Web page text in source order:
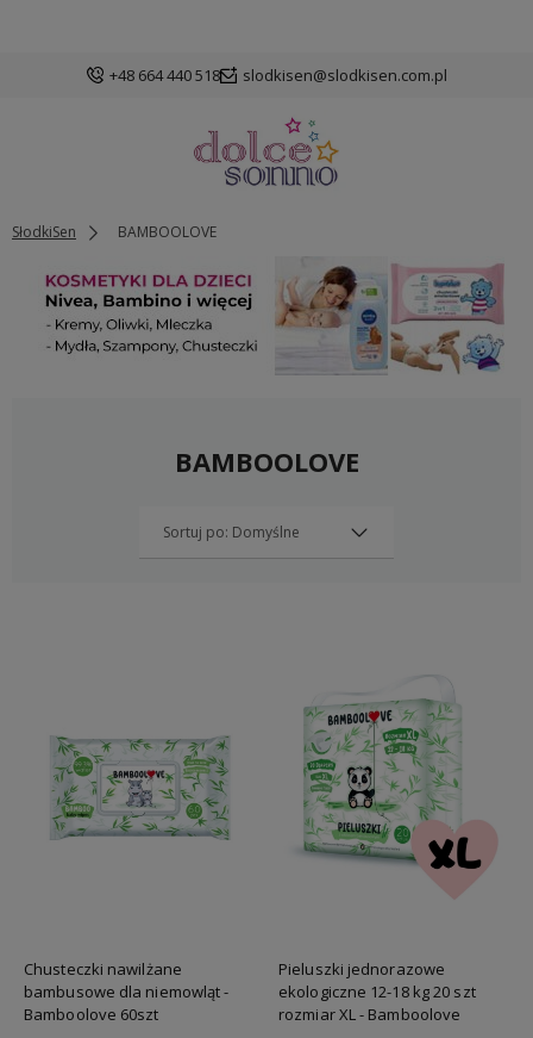
+48 664 440 518 slodkisen@slodkisen.com.pl
SłodkiSen BAMBOOLOVE
BAMBOOLOVE
Chusteczki nawilżane
bambusowe dla niemowląt -
Bamboolove 60szt
Pieluszki jednorazowe
ekologiczne 12-18 kg 20 szt
rozmiar XL - Bamboolove